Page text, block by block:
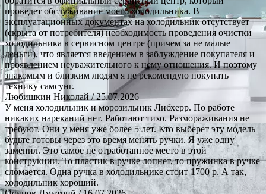
проведет обслуживание моего холодильника. В
эксплуатационных документах на холодильник отсутствует
(скрыта от потребителя) необходимость проведения очистки
холодильника в сервисном центре (причем за не малые
деньги), что является введением в заблуждение покупателя и
проявлением неуважительного к нему отношения. И поэтому
знакомым и близким людям я не рекомендую покупать
технику самсунг.
Любишкин Николай/ 25.07.2026
У меня холодильник и морозильник Либхерр. По работе
никаких нареканий нет. Работают тихо. Размораживания не
требуют. Они у меня уже более 5 лет. Кто выберет эту модель
будьте готовы через это время менять ручки. Я уже одну
заменил. Это самое не отработанное место в этой
конструкции. То пластик в ручке лопнет, то пружинка в ручке
сломается. Одна ручка в холодильнике стоит 1700 р. А так,
холодильник хороший.